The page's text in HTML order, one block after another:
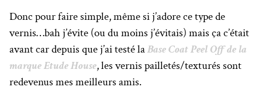
Donc pour faire simple, même si j’adore ce type de
vernis…bah j’évite (ou du moins j’évitais) mais ça c’était
avant car depuis que j’ai testé laBase Coat Peel Off de la
marque Etude House, les vernis pailletés/texturés sont
redevenus mes meilleurs amis.